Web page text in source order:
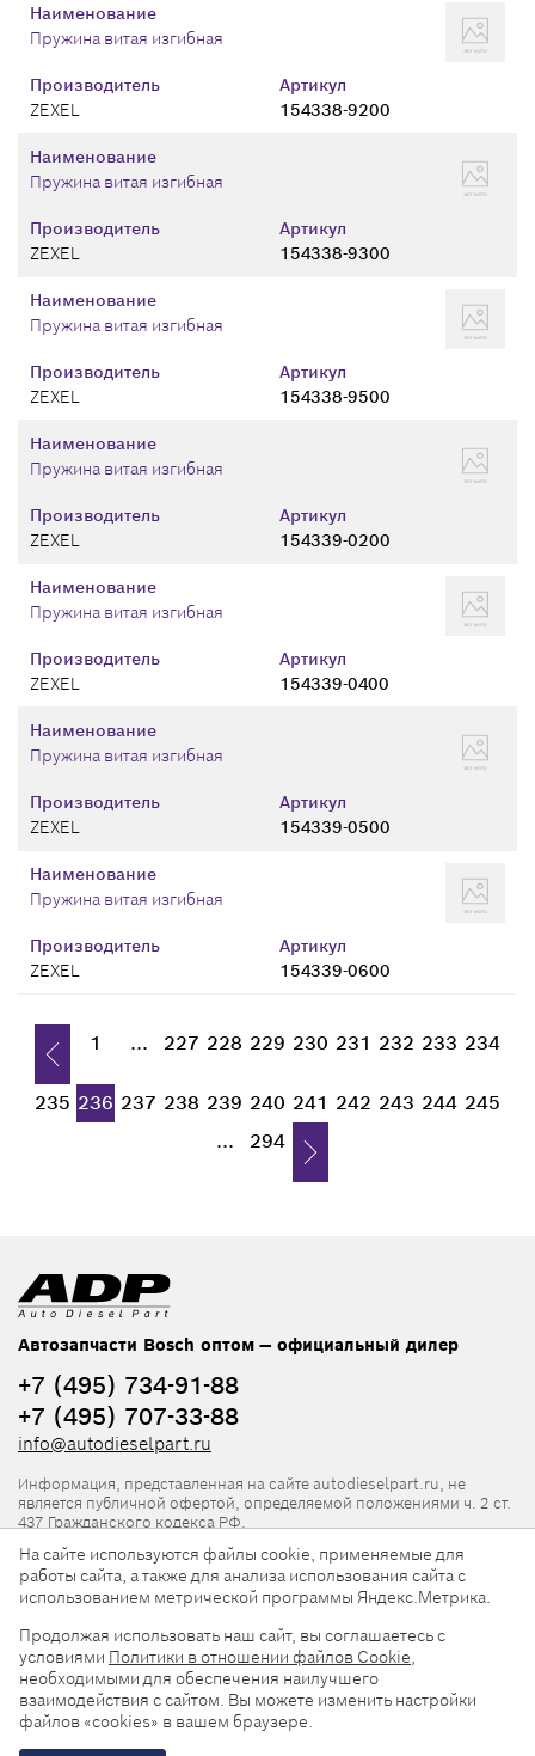
Производитель
ZEXEL
Артикул
154338-9200
Наименование
Пружина витая изгибная
Производитель
ZEXEL
Артикул
154338-9300
Наименование
Пружина витая изгибная
Производитель
ZEXEL
Артикул
154338-9500
Наименование
Пружина витая изгибная
Производитель
ZEXEL
Артикул
154339-0200
Наименование
Пружина витая изгибная
Производитель
ZEXEL
Артикул
154339-0400
Наименование
Пружина витая изгибная
Производитель
ZEXEL
Артикул
154339-0500
Наименование
Пружина витая изгибная
Производитель
ZEXEL
Артикул
154339-0600
Наименование
Пружина витая изгибная
1 ... 227 228 229 230 231 232 233 234
235 236 237 238 239 240 241 242 243 244 245
...
294
Автозапчасти Bosch оптом — официальный дилер
+7 (495) 734-91-88
+7 (495) 707-33-88
info@autodieselpart.ru
Информация, представленная на сайте autodieselpart.ru, не
является публичной офертой, определяемой положениями ч. 2 ст.
437 Гражданского кодекса РФ.
Нормативная документация
ADP в социальных сетях
© 2026, ООО «АвтоДизельПарт». Все права защищены.
На сайте используются файлы cookie, применяемые для
работы сайта, а также для анализа использования сайта с
использованием метрической программы Яндекс.Метрика.
Продолжая использовать наш сайт, вы соглашаетесь с
условиями Политики в отношении файлов Cookie,
необходимыми для обеспечения наилучшего
взаимодействия с сайтом. Вы можете изменить настройки
файлов «cookies» в вашем браузере.